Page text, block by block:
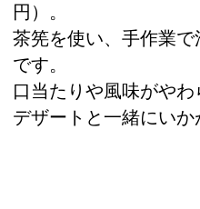
円）。
茶筅を使い、手作業
です。
口当たりや風味がやわ
デザートと一緒にいか